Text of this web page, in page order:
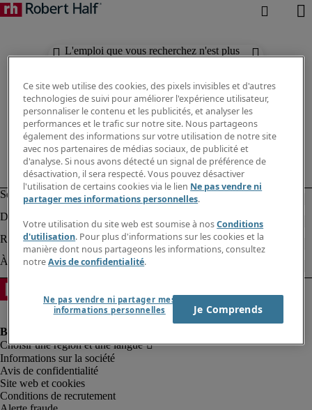
L'emploi que vous recherchez n'est plus
Informations sur la société
Avis de confidentialité
Site web et cookies
Conditions de recrutement
Ce site web utilise des cookies, des pixels invisibles et d'autres
technologies de suivi pour améliorer l'expérience utilisateur,
personnaliser le contenu et les publicités, et analyser les
performances et le trafic sur notre site. Nous partageons
également des informations sur votre utilisation de notre site
avec nos partenaires de médias sociaux, de publicité et
d'analyse. Si nous avons détecté un signal de préférence de
désactivation, il sera respecté. Vous pouvez désactiver
l'utilisation de certains cookies via le lien Ne pas vendre ni
partager mes informations personnelles.
Votre utilisation du site web est soumise à nosConditions
d'utilisation. Pour plus d'informations sur les cookies et la
manière dont nous partageons les informations, consultez
notreAvis de confidentialité.
Ne pas vendre ni partager mes
informations personnelles
Je Comprends